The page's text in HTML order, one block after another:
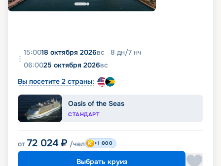
15:0018 октября 2026вс 8 дн/7 нч
06:0025 октября 2026вс
Вы посетите 2 страны:
Oasis of the Seas
СТАНДАРТ
от 72 024 ₽ /чел +1 000
Выбрать круиз